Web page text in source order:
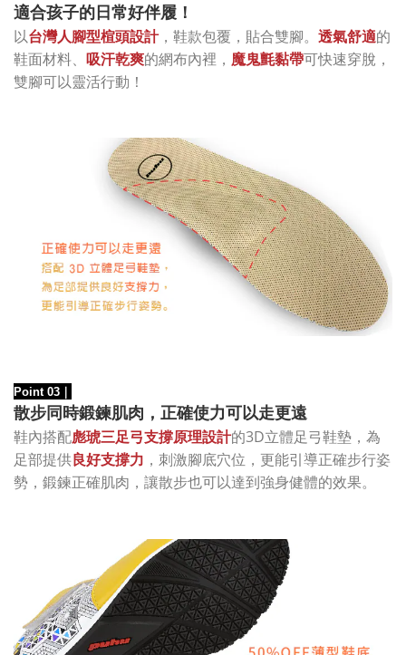
適合孩子的日常好伴履！
以台灣人腳型楦頭設計，鞋款包覆，貼合雙腳。 透氣舒適的
鞋面材料、 吸汗乾爽的網布內裡 ， 魔鬼氈黏帶可快速穿脫，
雙腳可以靈活行動！
Point 03 ｜
散步同時鍛鍊肌肉，正確使力可以走更遠
鞋內搭配彪琥三足弓支撐原理設計的3D立體足弓鞋墊，為
足部提供良好支撐力 ，刺激腳底穴位，更能引導正確步行姿
勢，鍛鍊正確肌肉，讓散步也可以達到強身健體的效果。